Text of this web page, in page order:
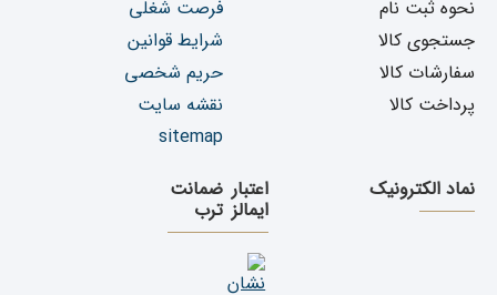
نحوه ثبت نام
جستجوی کالا
سفارشات کالا
پرداخت کالا
فرصت شغلی
شرایط قوانین
حریم شخصی
نقشه سایت
sitemap
نماد الکترونیک
اعتبار
ایمالز
ضمانت
ترب